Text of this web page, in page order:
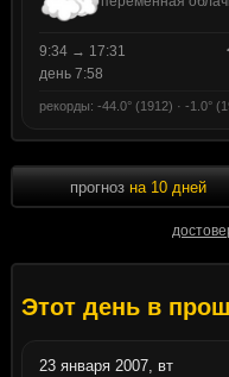
9:34 → 17:31
день 7:58
рекорды: -44.0° (1912) · -1.0°
прогноз на 10 дней
Этот день в
23 января 2007, вт